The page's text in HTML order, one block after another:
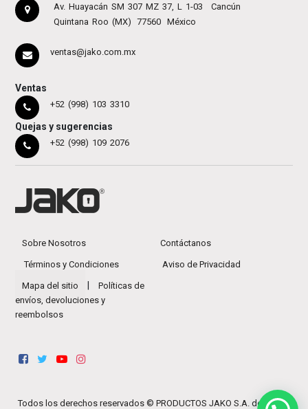
Av. Huayacán SM 307 MZ 37, L 1-03
Cancún
Quintana Roo (MX)
77560 México
ventas@jako.com.mx
Ventas
+52 (998) 103 3310
Quejas y sugerencias
+52 (998) 109 2076
Sobre Nosotros Contáctanos
Términos y Condiciones Aviso de Privacidad
Mapa del sitio
Políticas de
envíos, devoluciones y
reembolsos
Todos los derechos reservados © PRODUCTOS JAKO S.A. de C.V.